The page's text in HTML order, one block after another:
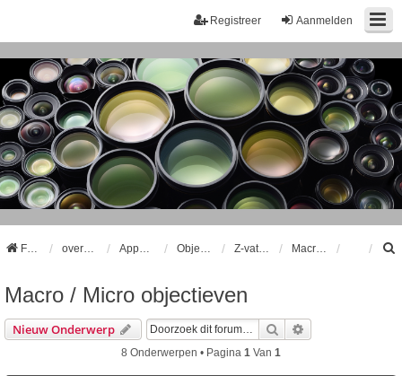
Aanmelden
Registreer
Forum
Macro / Micro objectieven
Nieuw Onderwerp Zoek
8 Onderwerpen • Pagina 1 Van 1